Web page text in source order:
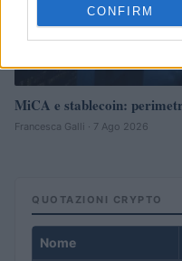
CONFIRM
MiCA e stablecoin:
Francesca Galli · 7 Ago 2026
QUOTAZIONI CRYPTO
Nome